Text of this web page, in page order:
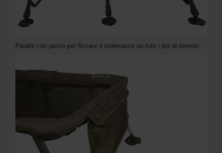
Piedini con perno per fissare il materasso su tutti i tipi di terreno